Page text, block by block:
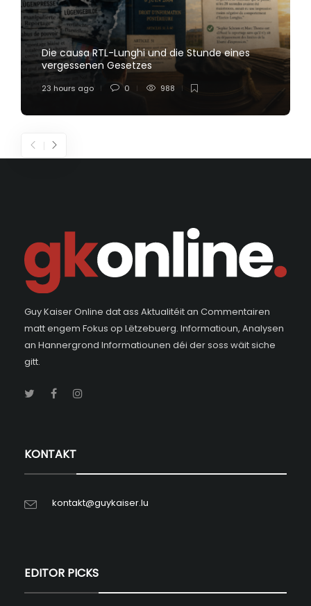
Die causa RTL-Lunghi und die Stunde eines
vergessenen Gesetzes
23 hours ago 0 988
Guy Kaiser Online dat ass Aktualitéit an Commentairen
matt engem Fokus op Lëtzebuerg. Informatioun, Analysen
an Hannergrond Informatiounen déi der soss wäit siche
gitt.
KONTAKT
kontakt@guykaiser.lu
EDITOR PICKS